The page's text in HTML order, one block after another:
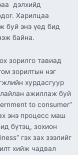
дэлхийд
Харилцаа
буй энэ үед бид
байна.
зорилго тавиад
зорилтын нэг
хурдасгуур
ажиллаж буй
to consumer”
энэ процесс маш
бүтэц, зохион
гэх зах зээлийг
хийж чадвал